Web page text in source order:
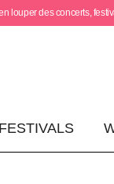
louper des concerts,